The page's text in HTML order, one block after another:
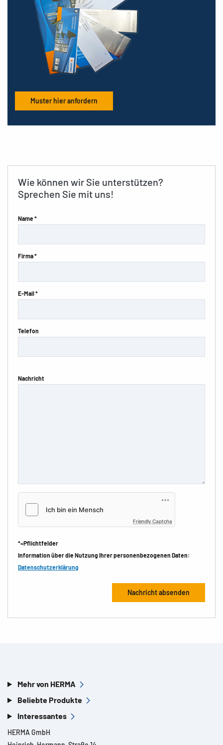
Muster hier anfordern
Wie können wir Sie unterstützen?
Sprechen Sie mit uns!
Name *
Firma *
E-Mail *
Telefon
Nachricht
Friendly Captcha
*=Pflichtfelder
Information über die Nutzung Ihrer personenbezogenen Daten:
Datenschutzerklärung
Mehr von HERMA
Beliebte Produkte
Interessantes
HERMA GmbH